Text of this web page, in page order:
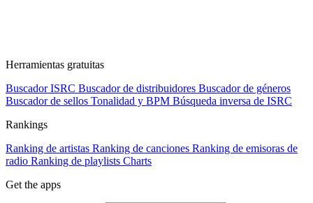
Herramientas gratuitas
Buscador ISRC Buscador de distribuidores Buscador de géneros
Buscador de sellos Tonalidad y BPM Búsqueda inversa de ISRC
Rankings
Ranking de artistas Ranking de canciones Ranking de emisoras de
radio Ranking de playlists Charts
Get the apps